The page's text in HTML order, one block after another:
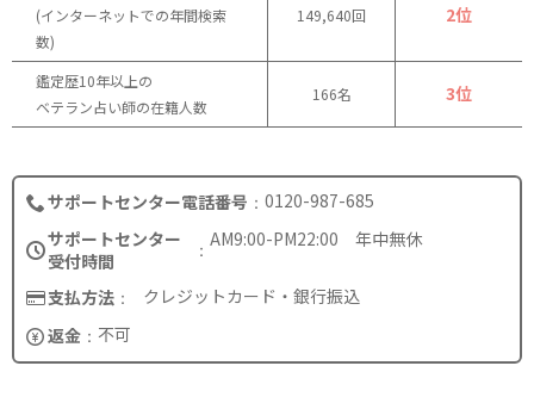
(インターネットでの年間検索
数)
149,640回 2位
鑑定歴10年以上の
ベテラン占い師の在籍人数
166名 3位
サポートセンター電話番号
0120-987-685
サポートセンター
受付時間
AM9:00-PM22:00 年中無休
支払方法
クレジットカード・銀行振込
返金
不可